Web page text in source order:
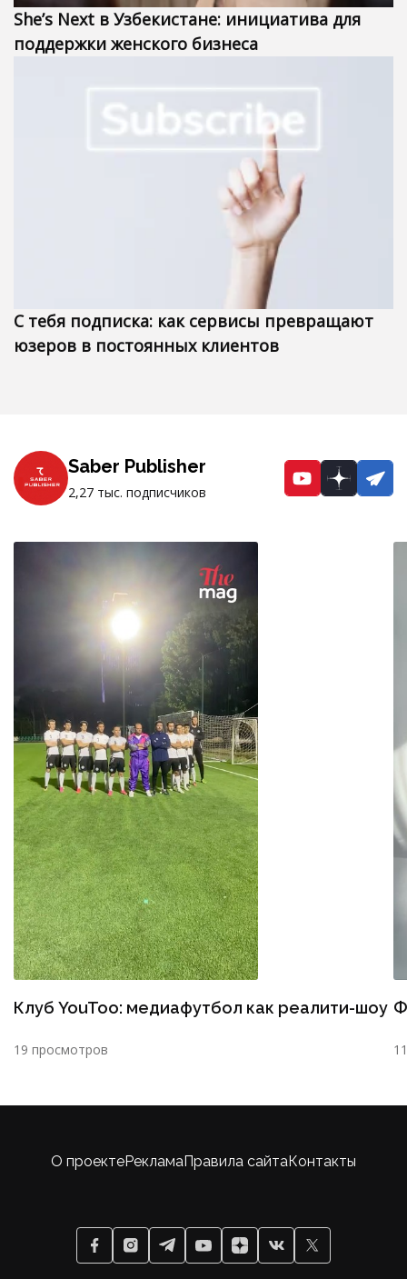
She’s Next в Узбекистане: инициатива для
поддержки женского бизнеса
С тебя подписка: как сервисы превращают
юзеров в постоянных клиентов
Saber Publisher
2,27 тыс. подписчиков
YouTubeDzen
Клуб YouToo: медиафутбол как реалити-шоу
19 просмотров
О проектеРекламаПравила сайтаКонтакты